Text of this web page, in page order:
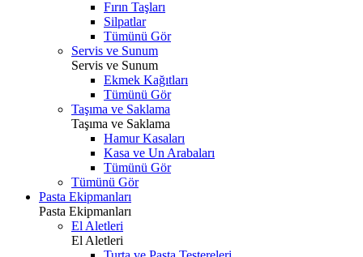
Fırın Taşları
Silpatlar
Tümünü Gör
Servis ve Sunum
Servis ve Sunum
Ekmek Kağıtları
Tümünü Gör
Taşıma ve Saklama
Taşıma ve Saklama
Hamur Kasaları
Kasa ve Un Arabaları
Tümünü Gör
Tümünü Gör
Pasta Ekipmanları
Pasta Ekipmanları
El Aletleri
El Aletleri